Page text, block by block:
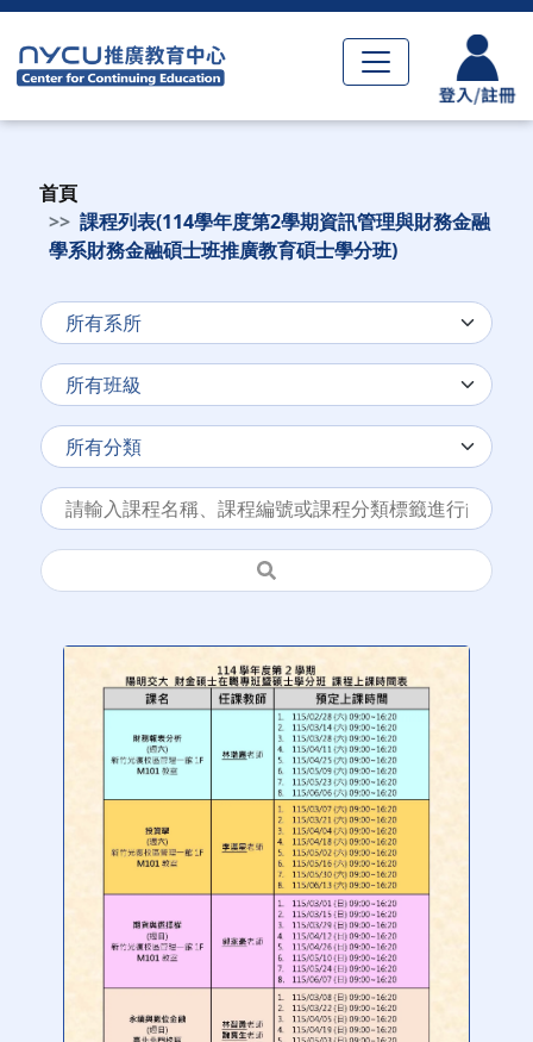
首頁
課程列表(114學年度第2學期資訊管理與財務金融
學系財務金融碩士班推廣教育碩士學分班)